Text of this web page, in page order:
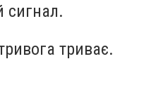
сигнал.
триває.